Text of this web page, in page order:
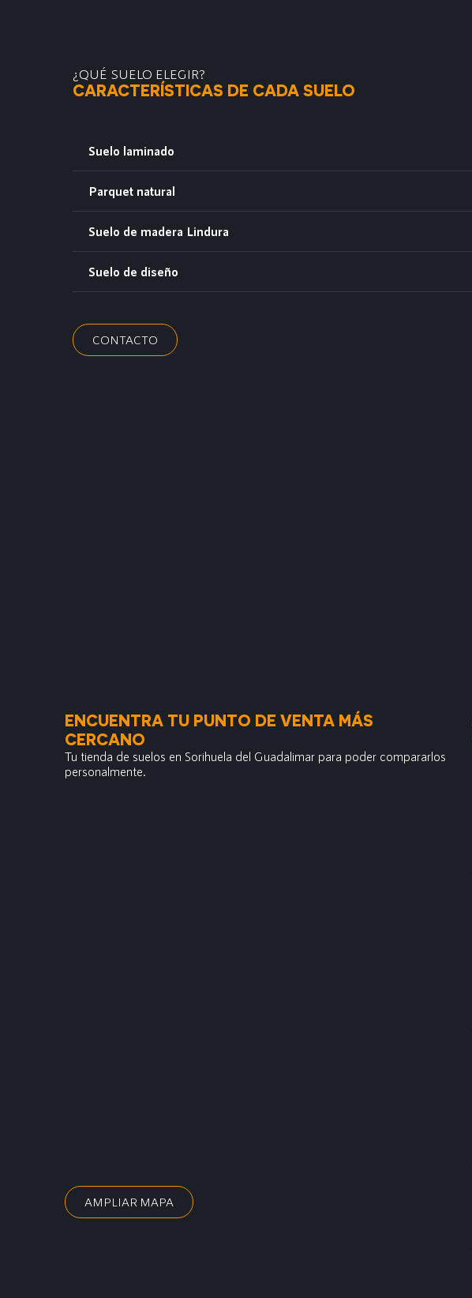
¿QUÉ SUELO ELEGIR?
CARACTERÍSTICAS DE CADA SUELO
Suelo laminado
Parquet natural
Suelo de madera Lindura
Suelo de diseño
CONTACTO
ENCUENTRA TU PUNTO DE VENTA MÁS
CERCANO
Tu tienda de suelos en Sorihuela del Guadalimar para poder compararlos
personalmente.
AMPLIAR MAPA